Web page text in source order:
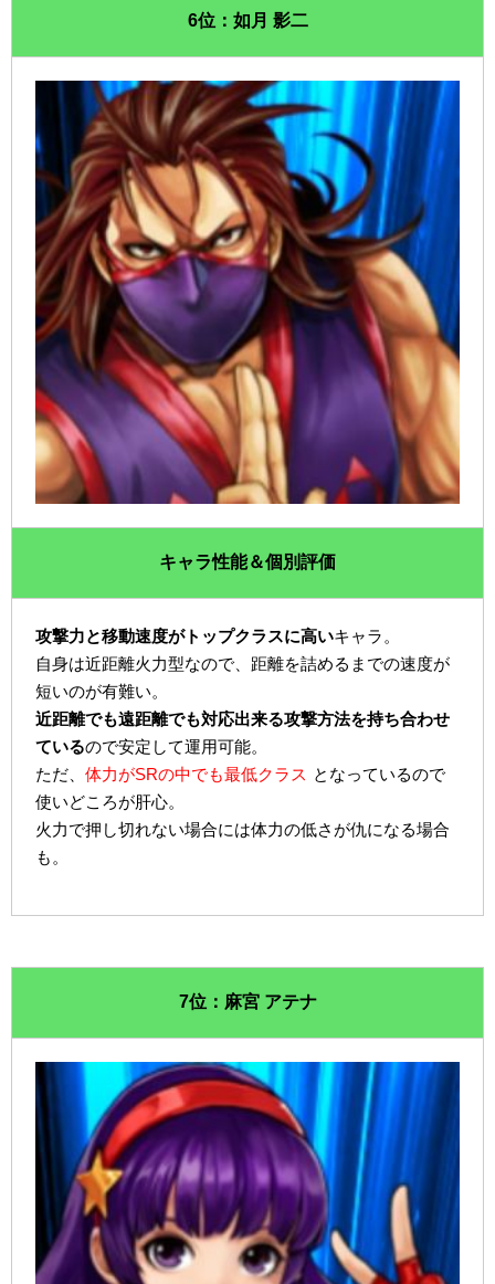
6位：如月 影二
キャラ性能＆個別評価
攻撃力と移動速度がトップクラスに高いキャラ。
自身は近距離火力型なので、距離を詰めるまでの速度が
短いのが有難い。
近距離でも遠距離でも対応出来る攻撃方法を持ち合わせ
ているので安定して運用可能。
ただ、体力がSRの中でも最低クラス となっているので
使いどころが肝心。
火力で押し切れない場合には体力の低さが仇になる場合
も。
7位：麻宮 アテナ